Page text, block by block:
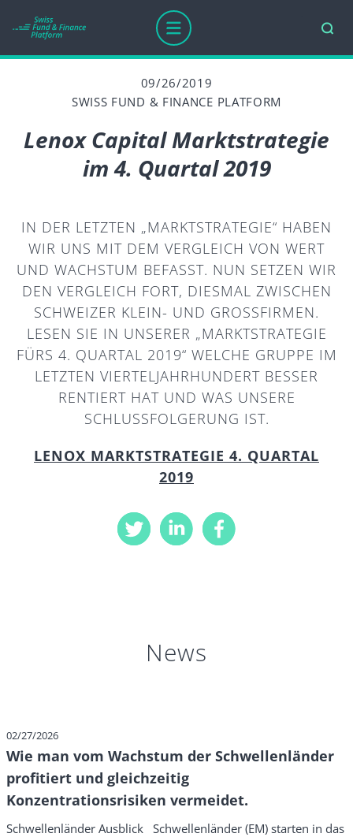
09/26/2019
SWISS FUND & FINANCE PLATFORM
Lenox Capital Marktstrategie
im 4. Quartal 2019
IN DER LETZTEN „MARKTSTRATEGIE“ HABEN
WIR UNS MIT DEM VERGLEICH VON WERT
UND WACHSTUM BEFASST. NUN SETZEN WIR
DEN VERGLEICH FORT, DIESMAL ZWISCHEN
SCHWEIZER KLEIN- UND GROSSFIRMEN.
LESEN SIE IN UNSERER „MARKTSTRATEGIE
FÜRS 4. QUARTAL 2019“ WELCHE GRUPPE IM
LETZTEN VIERTELJAHRHUNDERT BESSER
RENTIERT HAT UND WAS UNSERE
SCHLUSSFOLGERUNG IST.
LENOX MARKTSTRATEGIE 4. QUARTAL
2019
News
02/27/2026
Wie man vom Wachstum der Schwellenländer
profitiert und gleichzeitig
Konzentrationsrisiken vermeidet.
Schwellenländer Ausblick Schwellenländer (EM) starten in das